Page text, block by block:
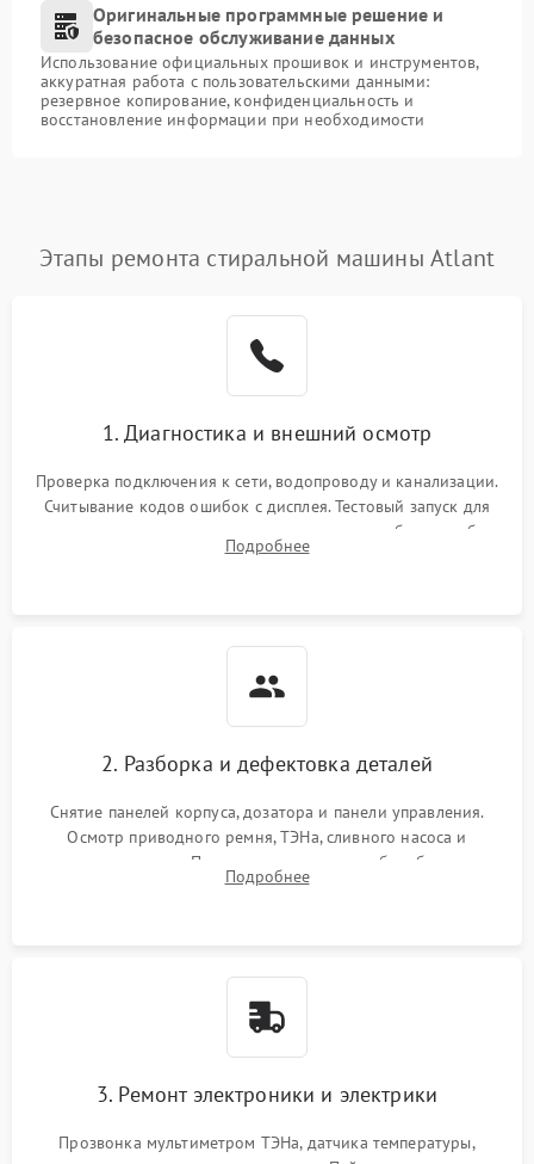
Оригинальные программные решение и
безопасное обслуживание данных
Использование официальных прошивок и инструментов,
аккуратная работа с пользовательскими данными:
резервное копирование, конфиденциальность и
восстановление информации при необходимости
Этапы ремонта стиральной машины Atlant
1. Диагностика и внешний осмотр
Проверка подключения к сети, водопроводу и канализации.
Считывание кодов ошибок с дисплея. Тестовый запуск для
выявления посторонних шумов, протечек или сбоев в работе
электронного модуля управления.
Подробнее
2. Разборка и дефектовка деталей
Снятие панелей корпуса, дозатора и панели управления.
Осмотр приводного ремня, ТЭНа, сливного насоса и
амортизаторов. Проверка подшипников барабана и
крестовины на износ, а манжеты люка на разрывы.
Подробнее
3. Ремонт электроники и электрики
Прозвонка мультиметром ТЭНа, датчика температуры,